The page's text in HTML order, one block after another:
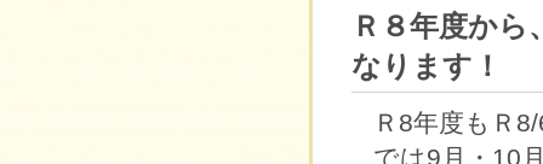
Ｒ８年度か
なります！
Ｒ8年度もＲ
では9月・10